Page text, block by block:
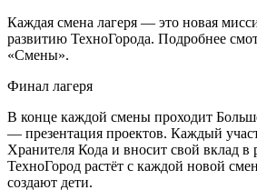
Каждая смена лагеря — это новая
развитию ТехноГорода. Подробнее
«Смены».
Финал лагеря
В конце каждой смены проходит
— презентация проектов. Каждый
Хранителя Кода и вносит свой вклад в
ТехноГород растёт с каждой новой
создают дети.